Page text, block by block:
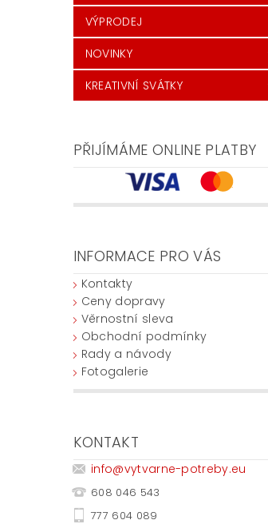
VÝPRODEJ
NOVINKY
KREATIVNÍ SVÁTKY
PŘIJÍMÁME ONLINE PLATBY
INFORMACE PRO VÁS
Kontakty
Ceny dopravy
Věrnostní sleva
Obchodní podmínky
Rady a návody
Fotogalerie
KONTAKT
info@vytvarne-potreby.eu
608 046 543
777 604 089